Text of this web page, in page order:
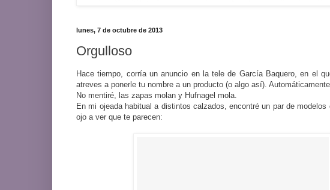
lunes, 7 de octubre de 2013
Orgulloso
Hace tiempo, corría un anuncio en la tele de García Baquero, en el
atreves a ponerle tu nombre a un producto (o algo así).
No mentiré, las zapas molan y Hufnagel mola.
En mi ojeada habitual a distintos calzados, encontré un par de
ojo a ver que te parecen: